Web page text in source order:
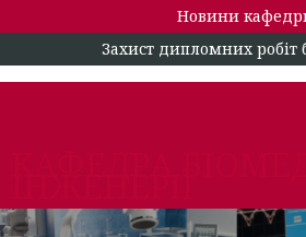
Новини
Захист дипломних робіт